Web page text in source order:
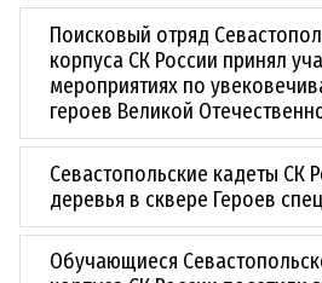
Поисковый отряд
корпуса СК России принял
мероприятиях по
героев Великой
Севастопольские кадеты СК
деревья в сквере Героев
Обучающиеся